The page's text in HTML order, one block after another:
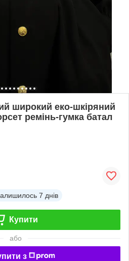
широкий еко-шкіряний
ремінь-гумка батал
7 днів
Купити
або
з